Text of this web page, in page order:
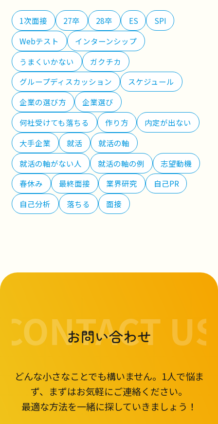
1次面接 27卒 28卒 ES
SPI
Webテスト
インターンシップ
うまくいかない
ガクチカ
グループディスカッション
スケジュール
企業の選び方
企業選び
何社受けても落ちる
作り方
内定が出ない
大手企業
就活
就活の軸
就活の軸がない人
就活の軸の例
志望動機
春休み
最終面接 業界研究
自己PR
自己分析
落ちる 面接
お問い合わせ
どんな小さなことでも構いません。1人で悩ま
ず、まずはお気軽にご連絡ください。
最適な方法を一緒に探していきましょう！